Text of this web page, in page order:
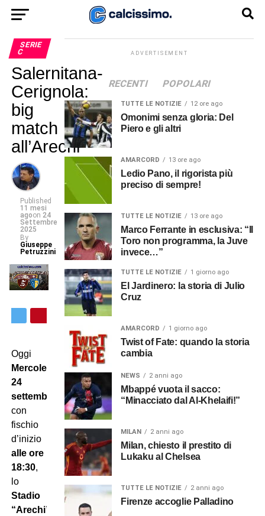
SERIE
C
Salernitana-
Cerignola:
big
match
all’Arechi
Published
11 mesi
agoon 24
Settembre
2025
By
Giuseppe
Petruzzini
Oggi
Mercoledì
24
settembre
con
fischio
d’inizio
alle ore
18:30,
lo
Stadio
“Arechi”
ADVERTISEMENT
RECENTI POPOLARI
TUTTE LE NOTIZIE 12 ore ago
Omonimi senza gloria: Del
Piero e gli altri
AMARCORD 13 ore ago
Ledio Pano, il rigorista più
preciso di sempre!
TUTTE LE NOTIZIE 13 ore ago
Marco Ferrante in esclusiva: “Il
Toro non programma, la Juve
invece…”
TUTTE LE NOTIZIE 1 giorno ago
El Jardinero: la storia di Julio
Cruz
AMARCORD 1 giorno ago
Twist of Fate: quando la storia
cambia
NEWS 2 anni ago
Mbappé vuota il sacco:
“Minacciato dal Al-Khelaifi!”
MILAN 2 anni ago
Milan, chiesto il prestito di
Lukaku al Chelsea
TUTTE LE NOTIZIE 2 anni ago
Firenze accoglie Palladino